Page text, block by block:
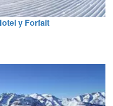
y Forfait